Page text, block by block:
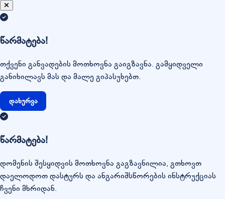
წარმატება!
თქვენი განვადების მოთხოვნა გაიგზავნა. გამყიდველი
განიხილავს მას და მალე გიპასუხებთ.
დახურვა
წარმატება!
დომენის შესყიდვის მოთხოვნა გაგზავნილია, გთხოვთ
დაელოდოთ დასტურს და ანგარიშსწორების ინსტრუქციას
ჩვენი მხრიდან.